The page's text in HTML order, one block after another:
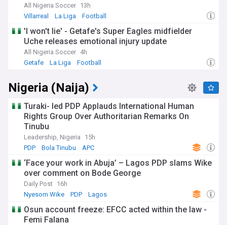
All Nigeria Soccer 13h
Villarreal
La Liga Football
'I won't lie' - Getafe's Super Eagles midfielder
Uche releases emotional injury update
All Nigeria Soccer 4h
Getafe
La Liga Football
Nigeria (Naija)
Turaki- led PDP Applauds International Human
Rights Group Over Authoritarian Remarks On
Tinubu
Leadership, Nigeria
15h
PDP
Bola Tinubu APC
‘Face your work in Abuja’ – Lagos PDP slams Wike
over comment on Bode George
Daily Post 16h
Nyesom Wike
PDP Lagos
Osun account freeze: EFCC acted within the law -
Femi Falana